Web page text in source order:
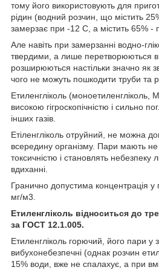
тому його використовують для
рідин (водний розчин, що містить
замерзає при -12 С, а містить 65% -
Але навіть при замерзанні водно-
твердими, а лише перетворюються в
розширюються настільки значно як
чого не можуть пошкодити труби та
Етиленгліколь (моноетиленгліколь,
високою гігроскопічністю і сильно
інших газів.
Етіленгліколь отруйний, не можна
всередину організму. Пари мають не
токсичністю і становлять
вдиханні.
Гранично допустима концентрація у
мг/м3.
Етиленгліколь відноситься до
за ГОСТ 12.1.005.
Етиленгліколь горючий, його пари у
вибухонебезпечні (однак розчин
15% води, вже не спалахує, а при